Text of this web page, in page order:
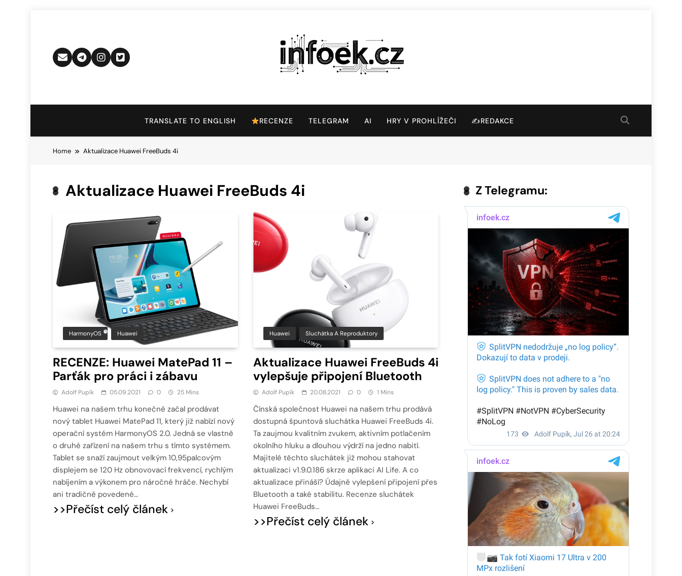
Infoek.cz
TRANSLATE TO ENGLISH RECENZE TELEGRAM AI HRY V PROHLÍŽEČI ✍️REDAKCE
Home Aktualizace Huawei FreeBuds 4i
Aktualizace Huawei FreeBuds 4i
HarmonyOS Huawei
RECENZE: Huawei MatePad 11 –
Parťák pro práci i zábavu
Adolf Pupík 05.09.2021 0 25 Mins
Huawei na našem trhu konečně začal prodávat
nový tablet Huawei MatePad 11, který již nabízí nový
operační systém HarmonyOS 2.0. Jedná se vlastně
o druhé zařízení na našem trhu s tímto systémem.
Tablet se snaží zaujmout velkým 10,95palcovým
displejem se 120 Hz obnovovací frekvencí, rychlým
nabíjením a výkonem pro náročné hráče. Nechybí
ani tradičně povedené…
>>Přečíst celý článek
Huawei Sluchátka A Reproduktory
Aktualizace Huawei FreeBuds 4i
vylepšuje připojení Bluetooth
Adolf Pupík 20.08.2021 0 1 Mins
Čínská společnost Huawei na našem trhu prodává
dostupná špuntová sluchátka Huawei FreeBuds 4i.
Ta zaujmou kvalitním zvukem, aktivním potlačením
okolního hluku a dlouhou výdrží na jedno nabití.
Majitelé těchto sluchátek již mohou stahovat
aktualizaci v1.9.0.186 skrze aplikaci AI Life. A co
aktualizace přináší? Údajně vylepšení připojení přes
Bluetooth a také stabilitu. Recenze sluchátek
Huawei FreeBuds…
>>Přečíst celý článek
Z Telegramu: